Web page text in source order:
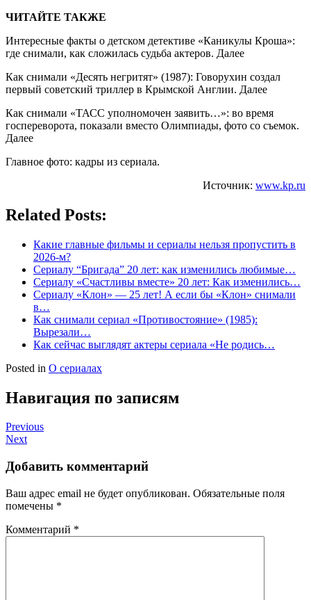
ЧИТАЙТЕ ТАКЖЕ
Интересные факты о детском детективе «Каникулы Кроша»:
где снимали, как сложилась судьба актеров. Далее
Как снимали «Десять негритят» (1987): Говорухин создал
первый советский триллер в Крымской Англии. Далее
Как снимали «ТАСС уполномочен заявить…»: во время
госпереворота, показали вместо Олимпиады, фото со съемок.
Далее
Главное фото: кадры из сериала.
Источник: www.kp.ru
Related Posts:
Какие главные фильмы и сериалы нельзя пропустить в
2026-м?
Сериалу “Бригада” 20 лет: как изменились любимые…
Сериалу «Счастливы вместе» 20 лет: Как изменились…
Сериалу «Клон» — 25 лет! А если бы «Клон» снимали
в…
Как снимали сериал «Противостояние» (1985):
Вырезали…
Как сейчас выглядят актеры сериала «Не родись…
Posted in О сериалах
Навигация по записям
Previous
Next
Добавить комментарий
Ваш адрес email не будет опубликован. Обязательные поля
помечены *
Комментарий *